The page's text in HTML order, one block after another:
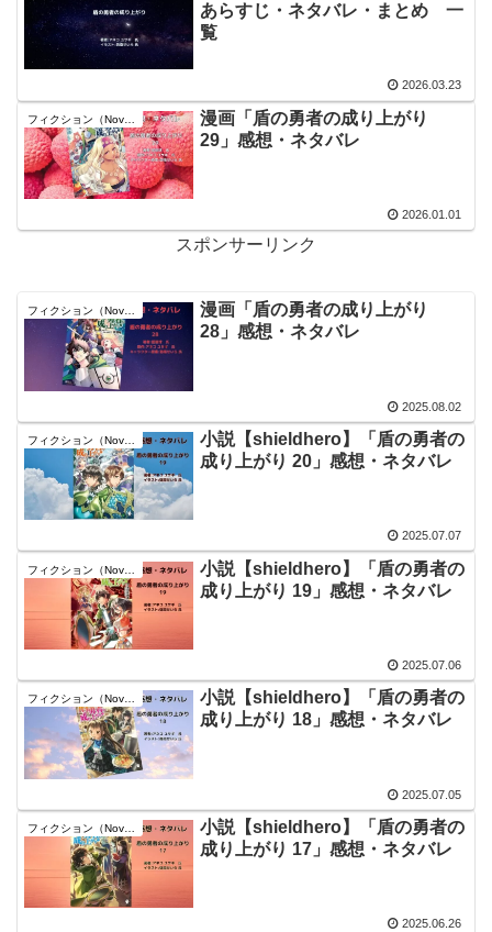
あらすじ・ネタバレ・まとめ 一
覧
2026.03.23
漫画「盾の勇者の成り上がり
29」感想・ネタバレ
2026.01.01
スポンサーリンク
フィクション（Novel）
漫画「盾の勇者の成り上がり
28」感想・ネタバレ
2025.08.02
小説【shieldhero】「盾の勇者の
成り上がり 20」感想・ネタバレ
2025.07.07
小説【shieldhero】「盾の勇者の
成り上がり 19」感想・ネタバレ
2025.07.06
フィクション（Novel）
小説【shieldhero】「盾の勇者の
成り上がり 18」感想・ネタバレ
2025.07.05
小説【shieldhero】「盾の勇者の
成り上がり 17」感想・ネタバレ
2025.06.26